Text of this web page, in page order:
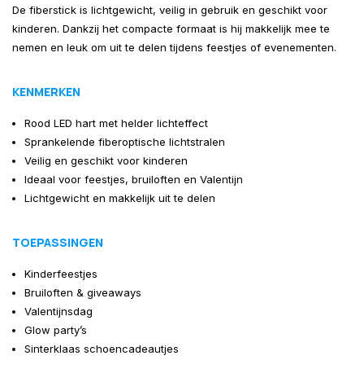
De fiberstick is lichtgewicht, veilig in gebruik en geschikt voor
kinderen. Dankzij het compacte formaat is hij makkelijk mee te
nemen en leuk om uit te delen tijdens feestjes of evenementen.
KENMERKEN
Rood LED hart met helder lichteffect
Sprankelende fiberoptische lichtstralen
Veilig en geschikt voor kinderen
Ideaal voor feestjes, bruiloften en Valentijn
Lichtgewicht en makkelijk uit te delen
TOEPASSINGEN
Kinderfeestjes
Bruiloften & giveaways
Valentijnsdag
Glow party’s
Sinterklaas schoencadeautjes